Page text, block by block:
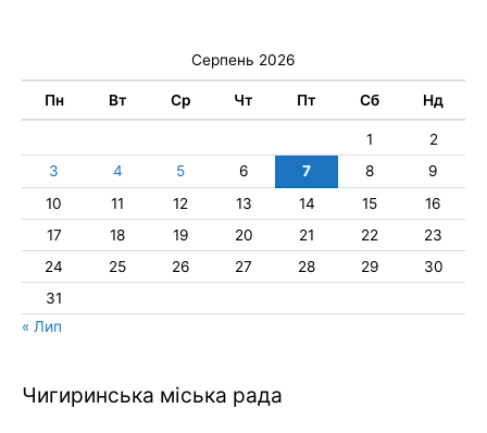
Серпень 2026
Пн Вт Ср Чт Пт Сб Нд
1
2
3
4 5 6 7 8
9
10
11 12 13 14 15
16
17
18 19 20 21 22
23
24
25 26 27 28 29
30
31
« Лип
Чигиринська міська рада